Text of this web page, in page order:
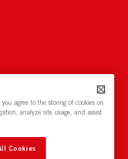
cirkelnstockholm.se
agree to the storing of cookies on
analyze site usage, and assist
Cookies